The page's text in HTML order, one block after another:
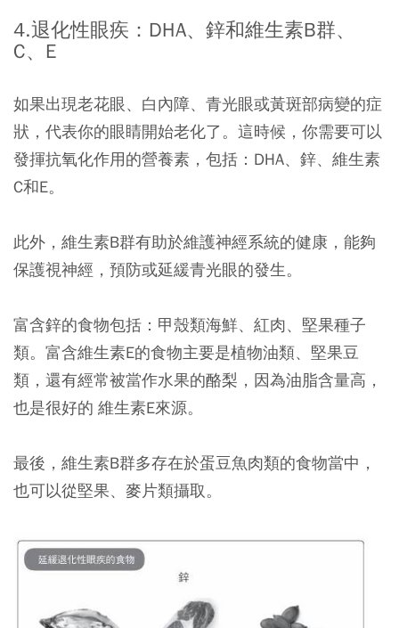
4.退化性眼疾：DHA、鋅和維生素B群、
C、E
如果出現老花眼、白內障、青光眼或黃斑部病變的症
狀，代表你的眼睛開始老化了。這時候，你需要可以
發揮抗氧化作用的營養素，包括：DHA、鋅、維生素
C和E。
此外，維生素B群有助於維護神經系統的健康，能夠
保護視神經，預防或延緩青光眼的發生。
富含鋅的食物包括：甲殼類海鮮、紅肉、堅果種子
類。富含維生素E的食物主要是植物油類、堅果豆
類，還有經常被當作水果的酪梨，因為油脂含量高，
也是很好的 維生素E來源。
最後，維生素B群多存在於蛋豆魚肉類的食物當中，
也可以從堅果、麥片類攝取。